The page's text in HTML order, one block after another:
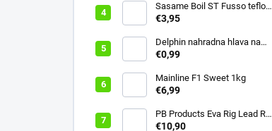
Sasame Boil ST Fusso teflon
v.4 ocko
€3,95
Delphin nahradna hlava na
swiger
€0,99
Mainline F1 Sweet 1kg
€6,99
PB Products Eva Rig Lead Rod
Wrap
€10,90